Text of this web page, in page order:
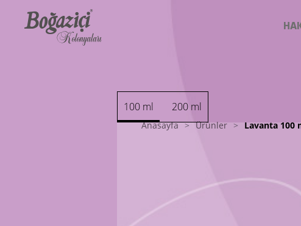
100 ml 200 ml
Anasayfa > Ürünler > Lavanta 100